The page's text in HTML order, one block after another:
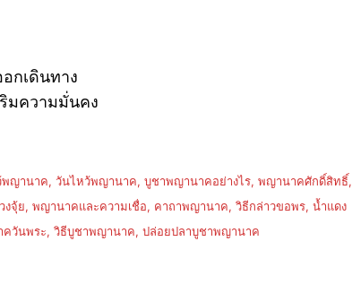
กเดินทาง
มความมั่นคง
านาค, วันไหว้พญานาค, บูชาพญานาคอย่างไร, พญานาคศักดิ์สิทธิ์,
ย, พญานาคและความเชื่อ, คาถาพญานาค, วิธีกล่าวขอพร, น้ำแดง
วันพระ, วิธีบูชาพญานาค, ปล่อยปลาบูชาพญานาค